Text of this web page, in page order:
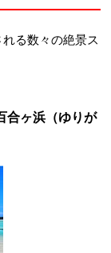
る数々の絶景ス
合ヶ浜（ゆりが